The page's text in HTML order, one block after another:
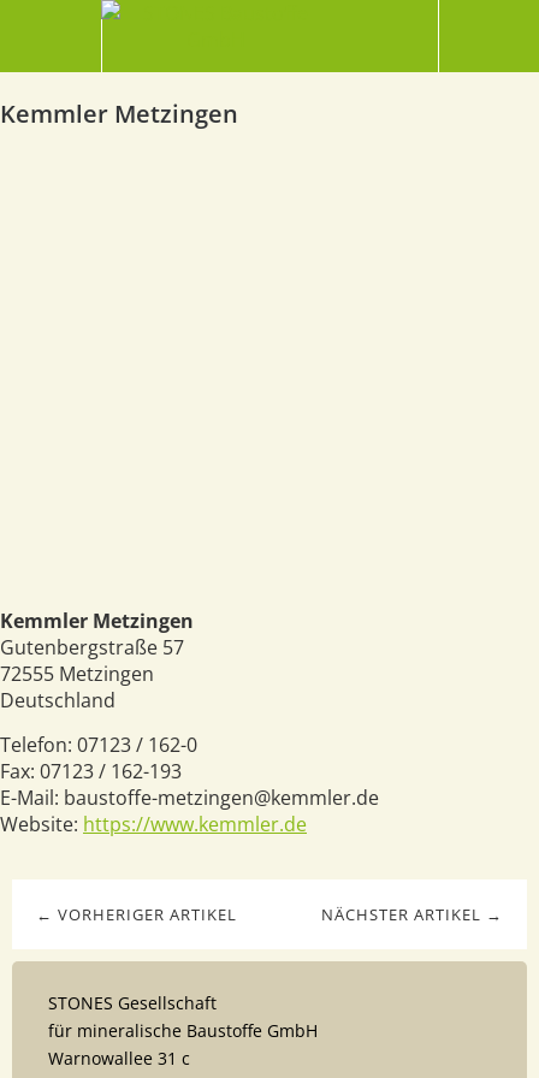
Kemmler Metzingen
Kemmler Metzingen
Gutenbergstraße 57
72555 Metzingen
Deutschland
Telefon: 07123 / 162-0
Fax: 07123 / 162-193
E-Mail: baustoffe-metzingen@kemmler.de
Website: https://www.kemmler.de
NÄCHSTER ARTIKEL →
← VORHERIGER ARTIKEL
STONES Gesellschaft
für mineralische Baustoffe GmbH
Warnowallee 31 c